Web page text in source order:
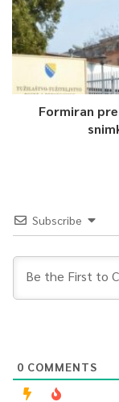
Osim toga, za
potpora mikro
višoj od 150.000
primopredaja 6,5
miliona eura,
Formiran
Subscribe
0 COMMENTS